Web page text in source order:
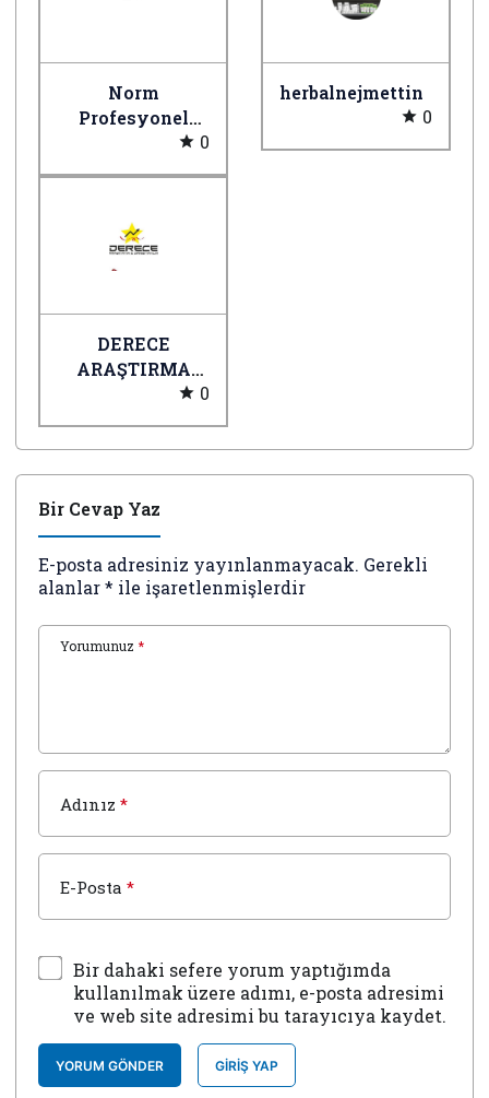
Norm
Profesyonel
Apartman Site
ve Tesis
Danışmanlığı
0
herbalnejmettin
0
DERECE
ARAŞTIRMA
DANIŞMANLIK
TİCARET
LİMİTED
ŞİRKETİ
0
Bir Cevap Yaz
E-posta adresiniz yayınlanmayacak. Gerekli
alanlar* ile işaretlenmişlerdir
Yorumunuz *
Adınız *
E-Posta *
Bir dahaki sefere yorum yaptığımda
kullanılmak üzere adımı, e-posta adresimi
ve web site adresimi bu tarayıcıya kaydet.
YORUM GÖNDER GIRIŞ YAP